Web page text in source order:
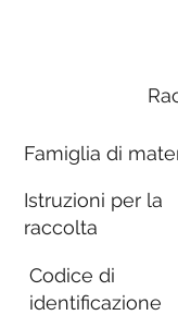
Famiglia di
Istruzioni per la
raccolta
Codice di
identificazione